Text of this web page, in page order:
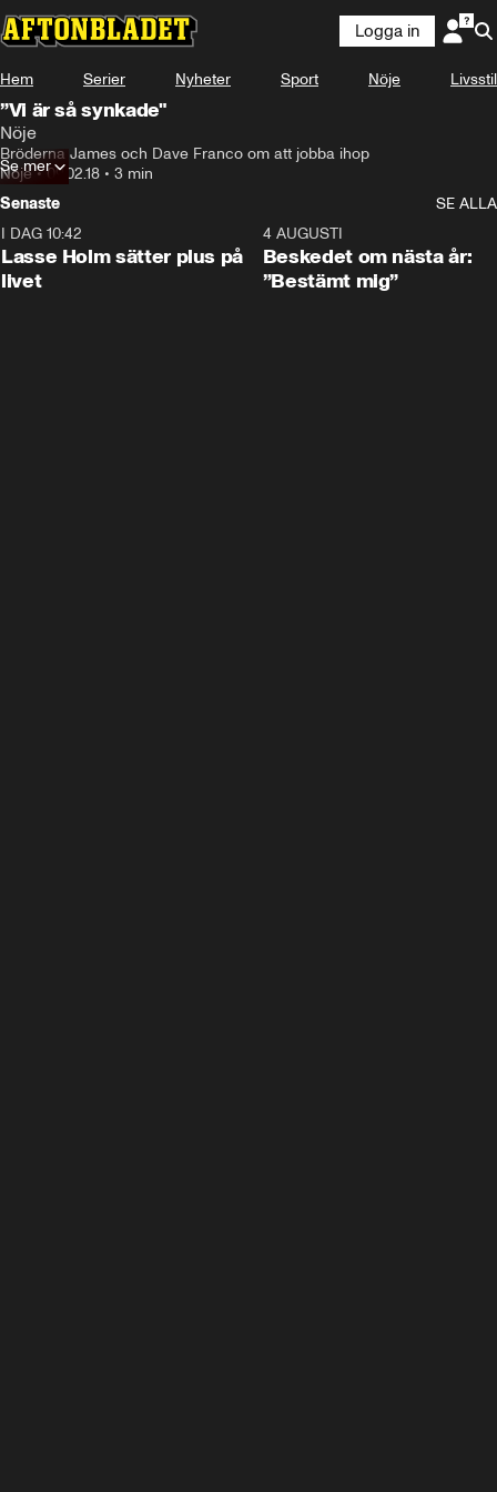
Logga in
Hem Serier Nyheter Sport Nöje Livsstil
”Vi är så synkade"
Nöje
Bröderna James och Dave Franco om att jobba ihop
Nöje•09.02.18 • 3 min
Se mer
Senaste
SE ALLA
I DAG 10:42
Lasse Holm sätter plus på
livet
4 AUGUSTI
Beskedet om nästa år:
”Bestämt mig”